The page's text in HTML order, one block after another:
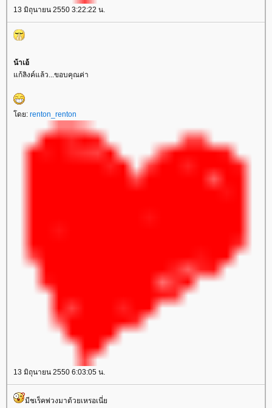
13 มิถุนายน 2550 3:22:22 น.
น้าเอ้
ก้ลิงค์แล้ว...ขอบคุณค่า
ดย: renton_renton
13 มิถุนายน 2550 6:03:05 น.
มีชเร็คพ่วงมาด้วยเหรอเนี่